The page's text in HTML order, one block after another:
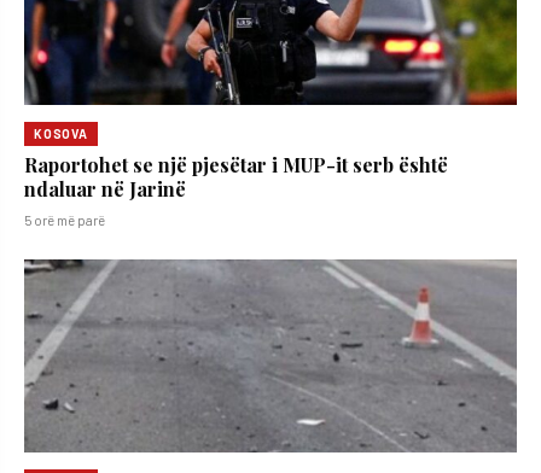
KOSOVA
Raportohet se një pjesëtar i MUP-it serb është
ndaluar në Jarinë
5 orë më parë